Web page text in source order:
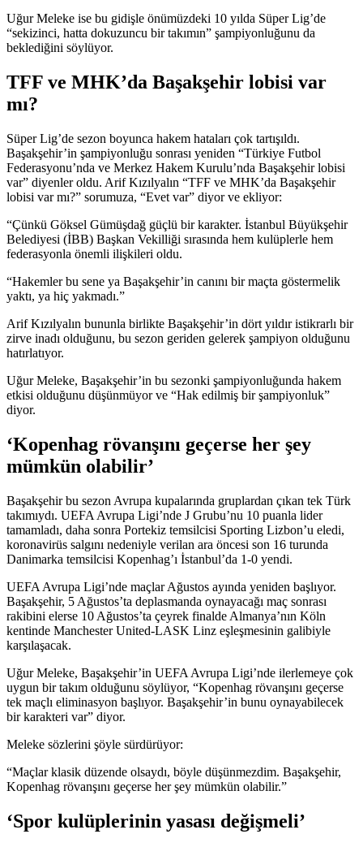
Uğur Meleke ise bu gidişle önümüzdeki 10 yılda Süper Lig’de
“sekizinci, hatta dokuzuncu bir takımın” şampiyonluğunu da
beklediğini söylüyor.
TFF ve MHK’da Başakşehir lobisi var
mı?
Süper Lig’de sezon boyunca hakem hataları çok tartışıldı.
Başakşehir’in şampiyonluğu sonrası yeniden “Türkiye Futbol
Federasyonu’nda ve Merkez Hakem Kurulu’nda Başakşehir lobisi
var” diyenler oldu. Arif Kızılyalın “TFF ve MHK’da Başakşehir
lobisi var mı?” sorumuza, “Evet var” diyor ve ekliyor:
“Çünkü Göksel Gümüşdağ güçlü bir karakter. İstanbul Büyükşehir
Belediyesi (İBB) Başkan Vekilliği sırasında hem kulüplerle hem
federasyonla önemli ilişkileri oldu.
“Hakemler bu sene ya Başakşehir’in canını bir maçta göstermelik
yaktı, ya hiç yakmadı.”
Arif Kızılyalın bununla birlikte Başakşehir’in dört yıldır istikrarlı bir
zirve inadı olduğunu, bu sezon geriden gelerek şampiyon olduğunu
hatırlatıyor.
Uğur Meleke, Başakşehir’in bu sezonki şampiyonluğunda hakem
etkisi olduğunu düşünmüyor ve “Hak edilmiş bir şampiyonluk”
diyor.
‘Kopenhag rövanşını geçerse her şey
mümkün olabilir’
Başakşehir bu sezon Avrupa kupalarında gruplardan çıkan tek Türk
takımıydı. UEFA Avrupa Ligi’nde J Grubu’nu 10 puanla lider
tamamladı, daha sonra Portekiz temsilcisi Sporting Lizbon’u eledi,
koronavirüs salgını nedeniyle verilan ara öncesi son 16 turunda
Danimarka temsilcisi Kopenhag’ı İstanbul’da 1-0 yendi.
UEFA Avrupa Ligi’nde maçlar Ağustos ayında yeniden başlıyor.
Başakşehir, 5 Ağustos’ta deplasmanda oynayacağı maç sonrası
rakibini elerse 10 Ağustos’ta çeyrek finalde Almanya’nın Köln
kentinde Manchester United-LASK Linz eşleşmesinin galibiyle
karşılaşacak.
Uğur Meleke, Başakşehir’in UEFA Avrupa Ligi’nde ilerlemeye çok
uygun bir takım olduğunu söylüyor, “Kopenhag rövanşını geçerse
tek maçlı eliminasyon başlıyor. Başakşehir’in bunu oynayabilecek
bir karakteri var” diyor.
Meleke sözlerini şöyle sürdürüyor:
“Maçlar klasik düzende olsaydı, böyle düşünmezdim. Başakşehir,
Kopenhag rövanşını geçerse her şey mümkün olabilir.”
‘Spor kulüplerinin yasası değişmeli’